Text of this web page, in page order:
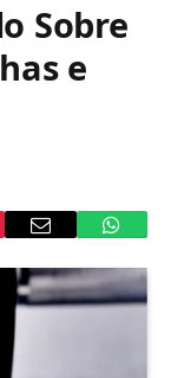
Sobre
e